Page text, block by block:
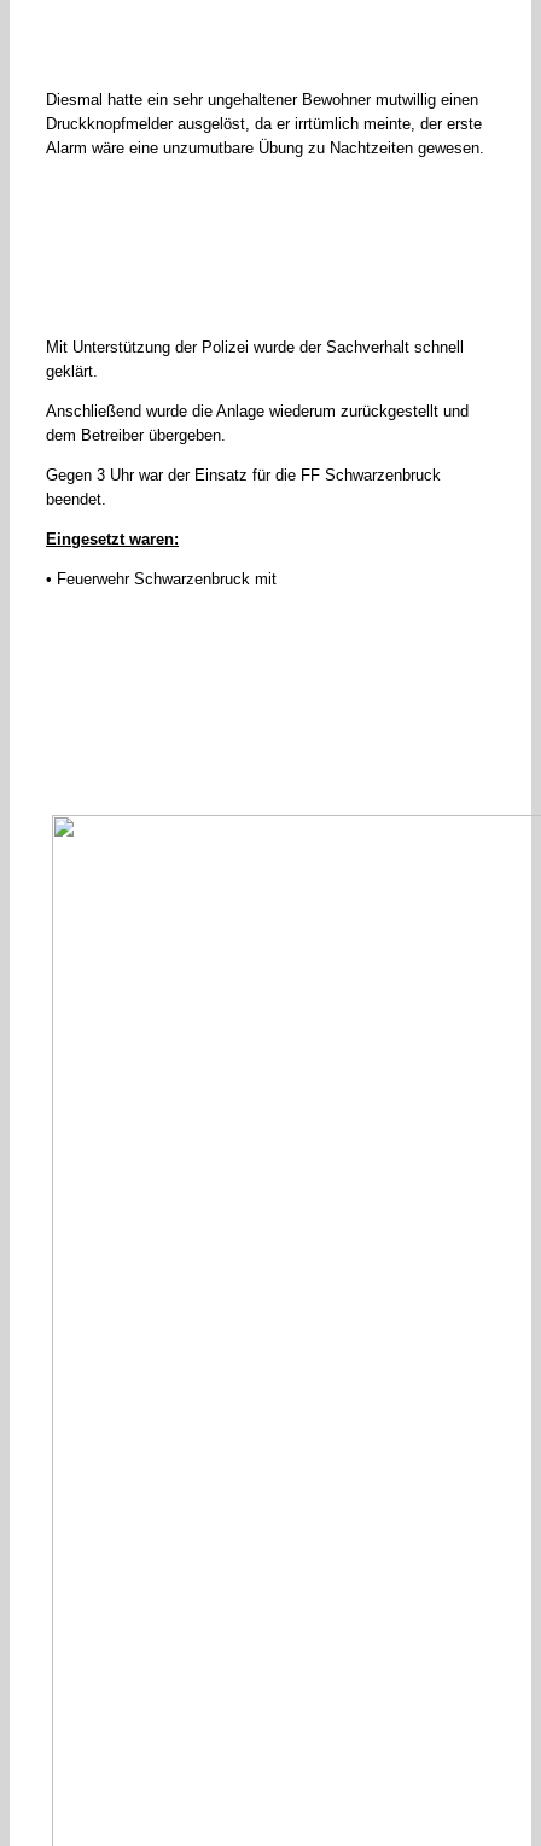
Diesmal hatte ein sehr ungehaltener Bewohner mutwillig einen
Druckknopfmelder ausgelöst, da er irrtümlich meinte, der erste
Alarm wäre eine unzumutbare Übung zu Nachtzeiten gewesen.
Mit Unterstützung der Polizei wurde der Sachverhalt schnell
geklärt.
Anschließend wurde die Anlage wiederum zurückgestellt und
dem Betreiber übergeben.
Gegen 3 Uhr war der Einsatz für die FF Schwarzenbruck
beendet.
Eingesetzt waren:
• Feuerwehr Schwarzenbruck mit